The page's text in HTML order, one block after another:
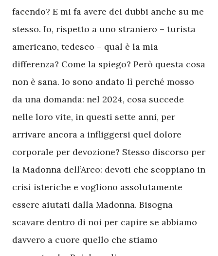
facendo? E mi fa avere dei dubbi anche su me
stesso. Io, rispetto a uno straniero – turista
americano, tedesco – qual è la mia
differenza? Come la spiego? Però questa cosa
non è sana. Io sono andato lì perché mosso
da una domanda: nel 2024, cosa succede
nelle loro vite, in questi sette anni, per
arrivare ancora a infliggersi quel dolore
corporale per devozione? Stesso discorso per
la Madonna dell’Arco: devoti che scoppiano in
crisi isteriche e vogliono assolutamente
essere aiutati dalla Madonna. Bisogna
scavare dentro di noi per capire se abbiamo
davvero a cuore quello che stiamo